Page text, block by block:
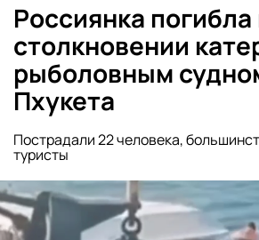
Россиянка погибла
столкновении
рыболовным
Пхукета
Пострадали 22 человека,
туристы